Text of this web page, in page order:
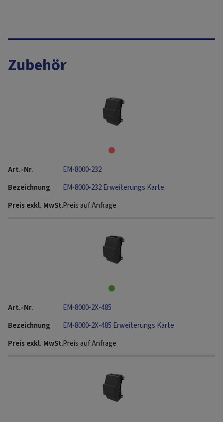
Zubehör
EM-8000-232
EM-8000-232 Erweiterungs Karte
Preis auf Anfrage
EM-8000-2X-485
EM-8000-2X-485 Erweiterungs Karte
Preis auf Anfrage